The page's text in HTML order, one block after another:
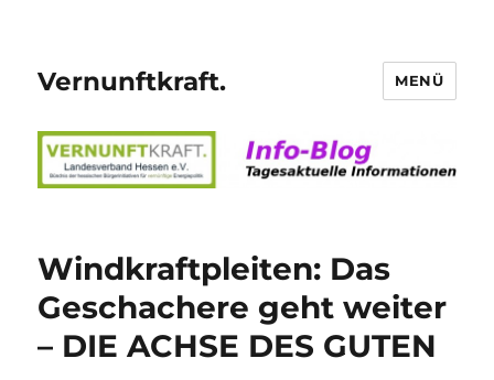
Vernunftkraft. MENÜ
Windkraftpleiten: Das
Geschachere geht weiter
– DIE ACHSE DES GUTEN